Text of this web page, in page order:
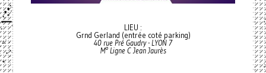
LIEU :
Grnd Gerland (entrée coté parking)
40 rue Pré Gaudry - LYON 7
M° Ligne C Jean Jaurès